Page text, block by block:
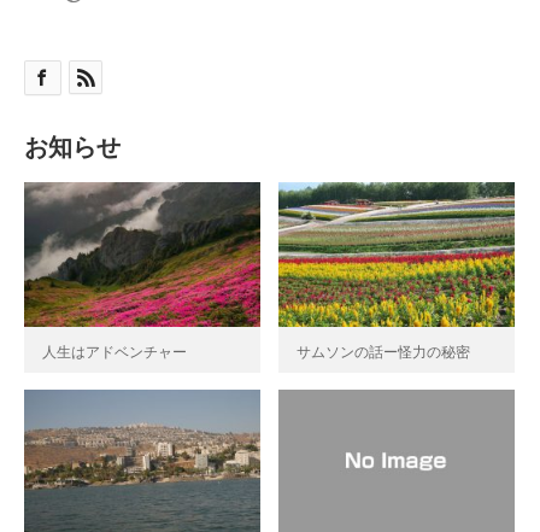
お知らせ
人生はアドベンチャー サムソンの話ー怪力の秘密